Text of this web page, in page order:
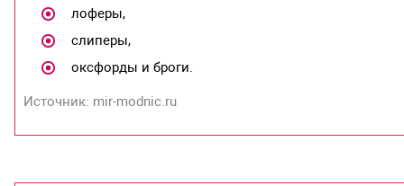
лоферы,
слиперы,
оксфорды и броги.
Источник: mir-modnic.ru